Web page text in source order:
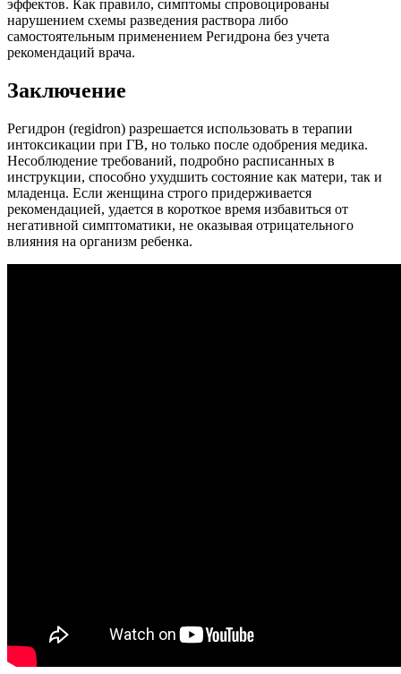
эффектов. Как правило, симптомы спровоцированы
нарушением схемы разведения раствора либо
самостоятельным применением Регидрона без учета
рекомендаций врача.
Заключение
Регидрон (regidron) разрешается использовать в терапии
интоксикации при ГВ, но только после одобрения медика.
Несоблюдение требований, подробно расписанных в
инструкции, способно ухудшить состояние как матери, так и
младенца. Если женщина строго придерживается
рекомендацией, удается в короткое время избавиться от
негативной симптоматики, не оказывая отрицательного
влияния на организм ребенка.